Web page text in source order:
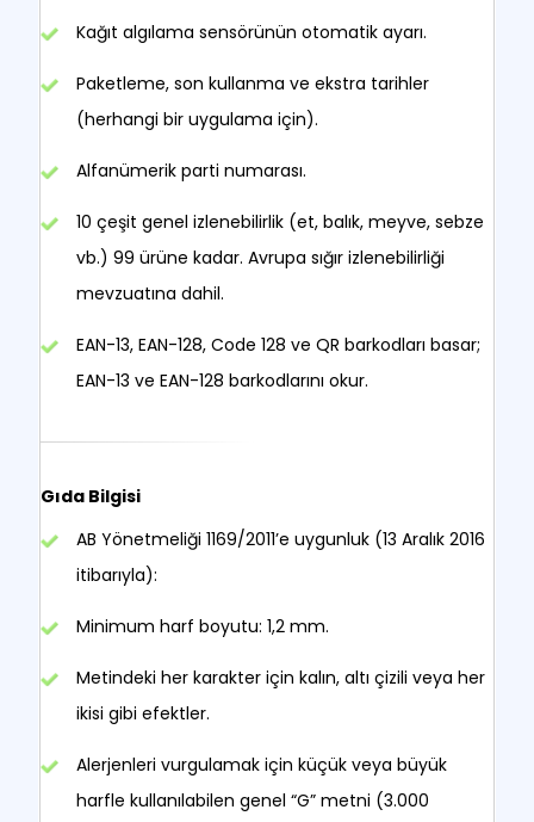
Kağıt algılama sensörünün otomatik ayarı.
Paketleme, son kullanma ve ekstra tarihler
(herhangi bir uygulama için).
Alfanümerik parti numarası.
10 çeşit genel izlenebilirlik (et, balık, meyve, sebze
vb.) 99 ürüne kadar. Avrupa sığır izlenebilirliği
mevzuatına dahil.
EAN-13, EAN-128, Code 128 ve QR barkodları basar;
EAN-13 ve EAN-128 barkodlarını okur.
Gıda Bilgisi
AB Yönetmeliği 1169/2011’e uygunluk (13 Aralık 2016
itibarıyla):
Minimum harf boyutu: 1,2 mm.
Metindeki her karakter için kalın, altı çizili veya her
ikisi gibi efektler.
Alerjenleri vurgulamak için küçük veya büyük
harfle kullanılabilen genel “G” metni (3.000